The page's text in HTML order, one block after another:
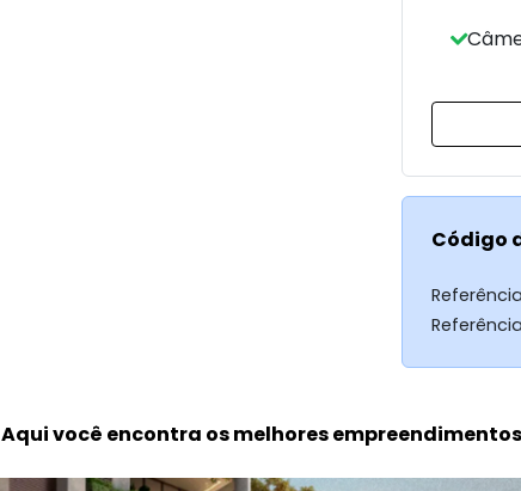
Código
Referência
Aqui você encontra os melhores empreendimentos